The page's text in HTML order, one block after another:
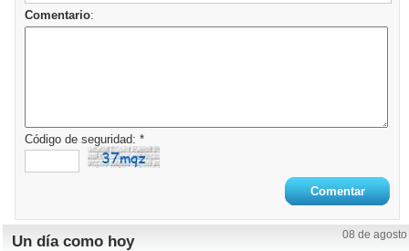
Comentario:
Código de seguridad: *
Un día como hoy 08 de agosto